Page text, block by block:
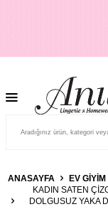
ANASAYFA EV GIYIM
KADIN SATEN
DOLGUSUZ YAKA